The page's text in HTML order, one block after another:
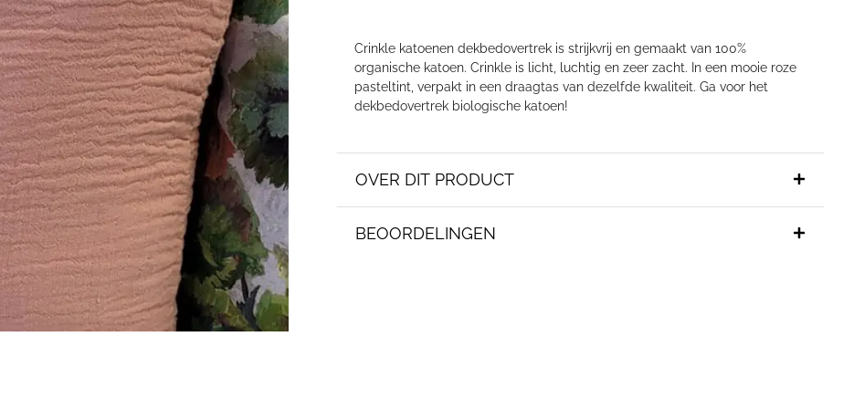
Crinkle katoenen dekbedovertrek is strijkvrij en gemaakt van 100%
organische katoen. Crinkle is licht, luchtig en zeer zacht. In een mooie roze
pasteltint, verpakt in een draagtas van dezelfde kwaliteit. Ga voor het
dekbedovertrek biologische katoen!
OVER DIT PRODUCT
BEOORDELINGEN